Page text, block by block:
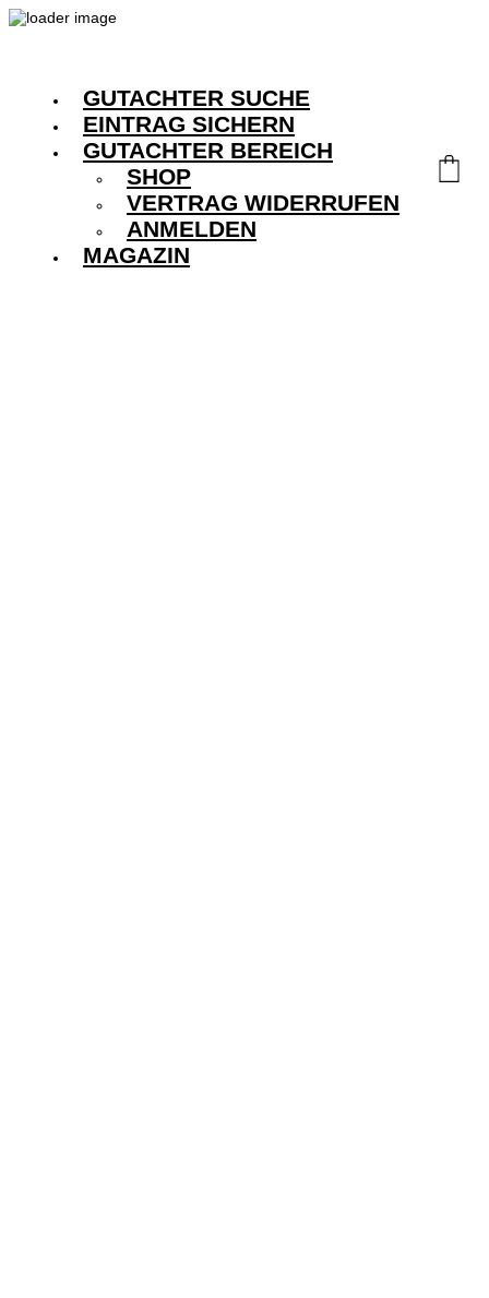
GUTACHTER SUCHE
EINTRAG SICHERN
GUTACHTER BEREICH
SHOP
VERTRAG WIDERRUFEN
ANMELDEN
MAGAZIN